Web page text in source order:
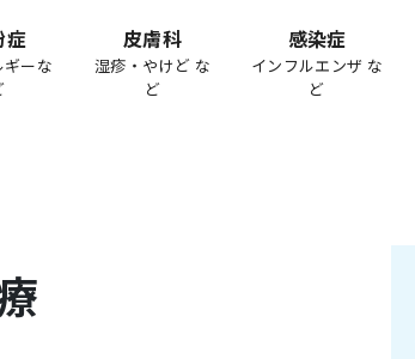
症
ーな
皮膚科
湿疹・やけど な
ど
感染症
インフルエンザ な
ど